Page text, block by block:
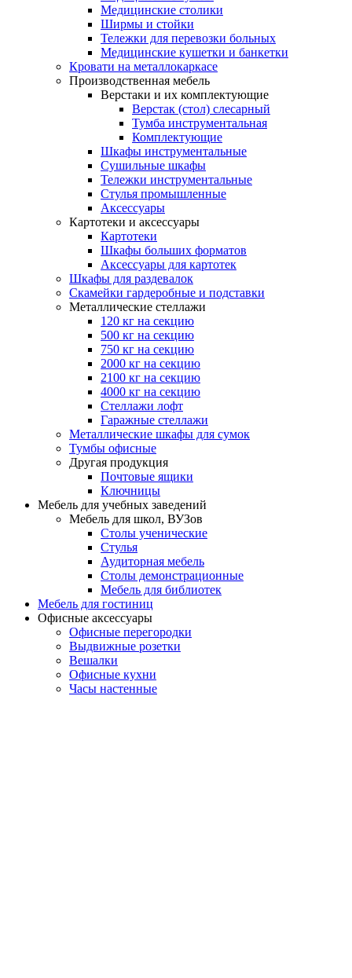
Медицинские столики
Ширмы и стойки
Тележки для перевозки больных
Медицинские кушетки и банкетки
Кровати на металлокаркасе
Производственная мебель
Верстаки и их комплектующие
Верстак (стол) слесарный
Тумба инструментальная
Комплектующие
Шкафы инструментальные
Сушильные шкафы
Тележки инструментальные
Стулья промышленные
Аксессуары
Картотеки и аксессуары
Картотеки
Шкафы больших форматов
Аксессуары для картотек
Шкафы для раздевалок
Скамейки гардеробные и подставки
Металлические стеллажи
120 кг на секцию
500 кг на секцию
750 кг на секцию
2000 кг на секцию
2100 кг на секцию
4000 кг на секцию
Стеллажи лофт
Гаражные стеллажи
Металлические шкафы для сумок
Тумбы офисные
Другая продукция
Почтовые ящики
Ключницы
Мебель для учебных заведений
Мебель для школ, ВУЗов
Столы ученические
Стулья
Аудиторная мебель
Столы демонстрационные
Мебель для библиотек
Мебель для гостиниц
Офисные аксессуары
Офисные перегородки
Выдвижные розетки
Вешалки
Офисные кухни
Часы настенные